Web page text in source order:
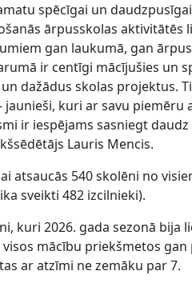
spēcīgai un
ārpusskolas aktivitātēs
gan laukumā, gan
ir centīgi mācījušies un
dažādus skolas projektus.
kuri ar savu piemēru
ir iespējams sasniegt daudz
Lauris Mencis.
atsaucās 540 skolēni no
sveikti 482 izcilnieki).
kuri 2026. gada sezonā bija
mācību priekšmetos
ar atzīmi ne zemāku par 7.